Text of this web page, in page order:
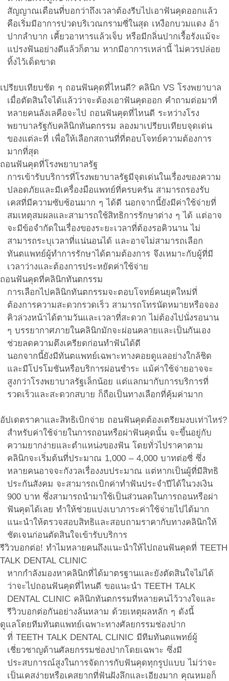
สัญญาณเตือนที่บอกว่าถึงเวลาต้องรีบไปเอาฟันคุดออกแล้ว
คือเริ่มมีอาการปวดบริเวณกรามซี่ในสุด เหงือกบวมแดง อ้า
ปากลำบาก เคี้ยวอาหารแล้วเจ็บ หรือมีกลิ่นปากเรื้อรังแม้จะ
แปรงฟันอย่างดีแล้วก็ตาม หากมีอาการเหล่านี้ ไม่ควรปล่อย
ทิ้งไว้เด็ดขาด
เปรียบเทียบชัด ๆ ถอนฟันคุดที่ไหนดี? คลินิก VS โรงพยาบาล
เมื่อตัดสินใจได้แล้วว่าจะต้องเอาฟันคุดออก คำถามต่อมาที่
หลายคนลังเลคือจะไป ถอนฟันคุดที่ไหนดี ระหว่างโรง
พยาบาลรัฐกับคลินิกทันตกรรม ลองมาเปรียบเทียบจุดเด่น
ของแต่ละที่ เพื่อให้เลือกสถานที่ที่ตอบโจทย์ความต้องการ
มากที่สุด
ถอนฟันคุดที่โรงพยาบาลรัฐ
การเข้ารับบริการที่โรงพยาบาลรัฐมีจุดเด่นในเรื่องของความ
ปลอดภัยและมีเครื่องมือแพทย์ที่ครบครัน สามารถรองรับ
เคสที่มีความซับซ้อนมาก ๆ ได้ดี นอกจากนี้ยังมีค่าใช้จ่ายที่
สมเหตุสมผลและสามารถใช้สิทธิการรักษาต่าง ๆ ได้ แต่อาจ
จะมีข้อจำกัดในเรื่องของระยะเวลาที่ต้องรอคิวนาน ไม่
สามารถระบุเวลาที่แน่นอนได้ และอาจไม่สามารถเลือก
ทันตแพทย์ผู้ทำการรักษาได้ตามต้องการ จึงเหมาะกับผู้ที่มี
เวลาว่างและต้องการประหยัดค่าใช้จ่าย
ถอนฟันคุดที่คลินิกทันตกรรม
การเลือกไปคลินิกทันตกรรมจะตอบโจทย์คนยุคใหม่ที่
ต้องการความสะดวกรวดเร็ว สามารถโทรนัดหมายหรือจอง
คิวล่วงหน้าได้ตามวันและเวลาที่สะดวก ไม่ต้องไปนั่งรอนาน
ๆ บรรยากาศภายในคลินิกมักจะผ่อนคลายและเป็นกันเอง
ช่วยลดความตึงเครียดก่อนทำฟันได้ดี
นอกจากนี้ยังมีทันตแพทย์เฉพาะทางคอยดูแลอย่างใกล้ชิด
และมีโปรโมชันหรือบริการผ่อนชำระ แม้ค่าใช้จ่ายอาจจะ
สูงกว่าโรงพยาบาลรัฐเล็กน้อย แต่แลกมากับการบริการที่
รวดเร็วและสะดวกสบาย ก็ถือเป็นทางเลือกที่คุ้มค่ามาก
อัปเดตราคาและสิทธิเบิกจ่าย ถอนฟันคุดต้องเตรียมงบเท่าไหร่?
สำหรับค่าใช้จ่ายในการถอนหรือผ่าฟันคุดนั้น จะขึ้นอยู่กับ
ความยากง่ายและตำแหน่งของฟัน โดยทั่วไปราคาตาม
คลินิกจะเริ่มต้นที่ประมาณ 1,000 – 4,000 บาทต่อซี่ ซึ่ง
หลายคนอาจจะกังวลเรื่องงบประมาณ แต่หากเป็นผู้ที่มีสิทธิ
ประกันสังคม จะสามารถเบิกค่าทำฟันประจำปีได้ในวงเงิน
900 บาท ซึ่งสามารถนำมาใช้เป็นส่วนลดในการถอนหรือผ่า
ฟันคุดได้เลย ทำให้ช่วยแบ่งเบาภาระค่าใช้จ่ายไปได้มาก
แนะนำให้ตรวจสอบสิทธิและสอบถามราคากับทางคลินิกให้
ชัดเจนก่อนตัดสินใจเข้ารับบริการ
รีวิวบอกต่อ! ทำไมหลายคนถึงแนะนำให้ไปถอนฟันคุดที่ TEETH
TALK DENTAL CLINIC
หากกำลังมองหาคลินิกที่ได้มาตรฐานและยังตัดสินใจไม่ได้
ว่าจะไปถอนฟันคุดที่ไหนดี ขอแนะนำ TEETH TALK
DENTAL CLINIC คลินิกทันตกรรมที่หลายคนไว้วางใจและ
รีวิวบอกต่อกันอย่างล้นหลาม ด้วยเหตุผลหลัก ๆ ดังนี้
ดูแลโดยทีมทันตแพทย์เฉพาะทางศัลยกรรมช่องปาก
ที่ TEETH TALK DENTAL CLINIC มีทีมทันตแพทย์ผู้
เชี่ยวชาญด้านศัลยกรรมช่องปากโดยเฉพาะ ซึ่งมี
ประสบการณ์สูงในการจัดการกับฟันคุดทุกรูปแบบ ไม่ว่าจะ
เป็นเคสง่ายหรือเคสยากที่ฟันฝังลึกและเอียงมาก คุณหมอก็